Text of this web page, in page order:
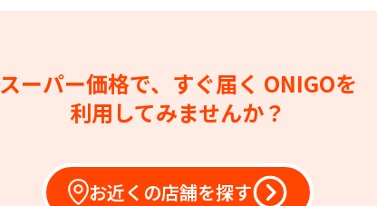
スーパー価格で、すぐ届く ONIGOを
利用してみませんか？
お近くの店舗を探す